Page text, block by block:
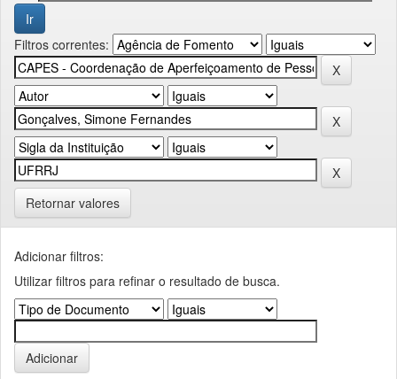
Filtros correntes:
Retornar valores
Adicionar filtros:
Utilizar filtros para refinar o resultado de busca.